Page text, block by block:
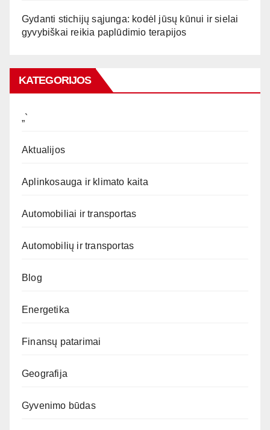
Gydanti stichijų sąjunga: kodėl jūsų kūnui ir sielai
gyvybiškai reikia paplūdimio terapijos
KATEGORIJOS
„`
Aktualijos
Aplinkosauga ir klimato kaita
Automobiliai ir transportas
Automobilių ir transportas
Blog
Energetika
Finansų patarimai
Geografija
Gyvenimo būdas